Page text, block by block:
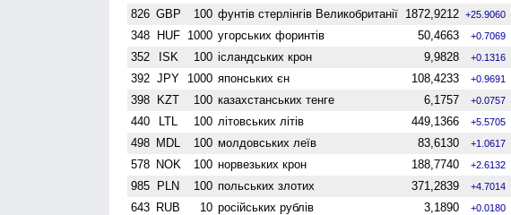
826 GBP 100 фунтів стерлінгів Велико­британії 1872,9212 +25.9060
348 HUF 1000 угорських форинтів 50,4663 +0.7069
352 ISK 100 ісландських крон 9,9828 +0.1316
392 JPY 1000 японських єн 108,4233 +0.9691
398 KZT 100 казахстанських тенге 6,1757 +0.0757
440 LTL 100 літовських літів 449,1366 +5.5705
498 MDL 100 молдовських леїв 83,6130 +1.0617
578 NOK 100 норвезьких крон 188,7740 +2.6132
985 PLN 100 польських злотих 371,2839 +4.7014
643 RUB 10 російських рублів 3,1890 +0.0180